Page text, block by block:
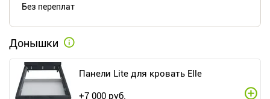
Без переплат
Донышки
Панели Lite для кровать Elle
+7 000 руб.